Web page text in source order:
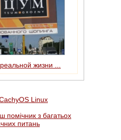
жизни ...
Linux
помічник з багатьох
питань